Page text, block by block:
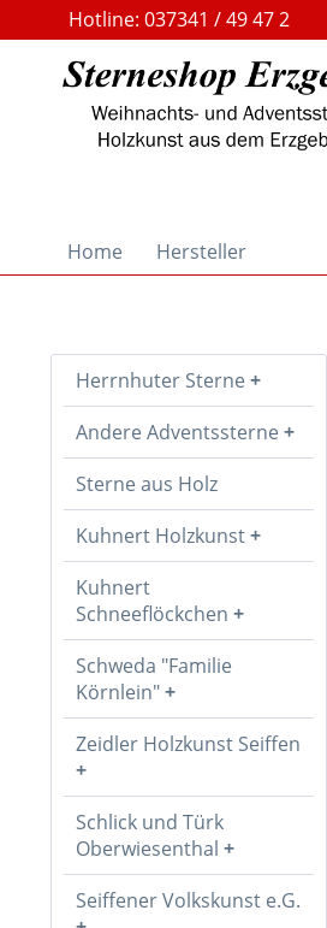
Hotline: 037341 / 49 47 2
Home
Hersteller
Herrnhuter Sterne
Andere Adventssterne
Sterne aus Holz
Kuhnert Holzkunst
Kuhnert
Schneeflöckchen
Schweda "Familie
Körnlein"
Zeidler Holzkunst Seiffen
Schlick und Türk
Oberwiesenthal
Seiffener Volkskunst e.G.